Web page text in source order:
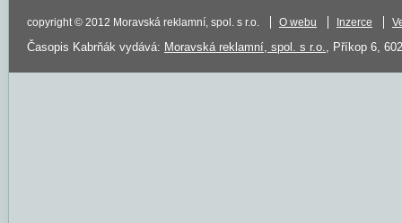
copyright © 2012 Moravská reklamní, spol. s r.o. O webu Inzerce
Časopis Kabrňák vydává: Moravská reklamní, spol. s r.o., Příkop 6,